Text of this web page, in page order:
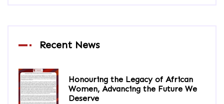
Recent News
Honouring the Legacy of African
Women, Advancing the Future We
Deserve